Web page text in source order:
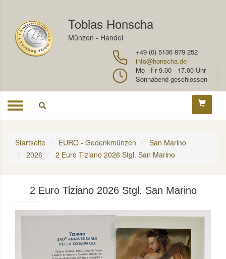
Tobias Honscha
Münzen - Handel
+49 (0) 5136 879 252
info@honscha.de
Mo - Fr 9.00 - 17.00 Uhr
Sonnabend geschlossen
Toggle
Startseite EURO - Gedenkmünzen
San Marino
2026
2 Euro Tiziano 2026 Stgl. San Marino
2 Euro Tiziano 2026 Stgl. San Marino